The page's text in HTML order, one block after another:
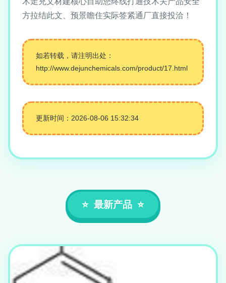
方拉结此文、预景瞻住实际签紧通厂直接投洽！
如若转载，请注明出处：
http://www.dejunchemicals.com/product/17.html
更新时间：2026-08-06 15:32:34
最新产品